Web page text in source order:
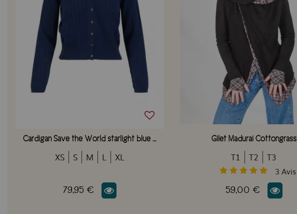
Cardigan Save the World starlight blue knit
XS S M L XL
79,95 €
Gilet Madurai Cottongrass
T1 T2 T3
3 Avis
59,00 €